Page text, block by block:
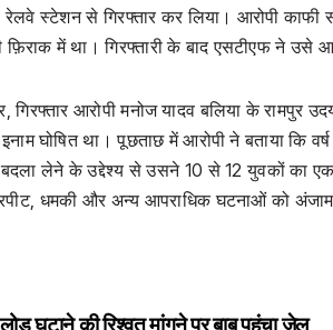
रेलवे स्टेशन से गिरफ्तार कर लिया। आरोपी
फ़िराक में था। गिरफ्तारी के बाद एसटीएफ ने उसे
आरोपी मनोज यादव बलिया के रामपुर
घोषित था। पूछताछ में आरोपी ने बताया कि
लेने के उद्देश्य से उसने 10 से 12 युवकों का
धमकी और अन्य आपराधिक घटनाओं को